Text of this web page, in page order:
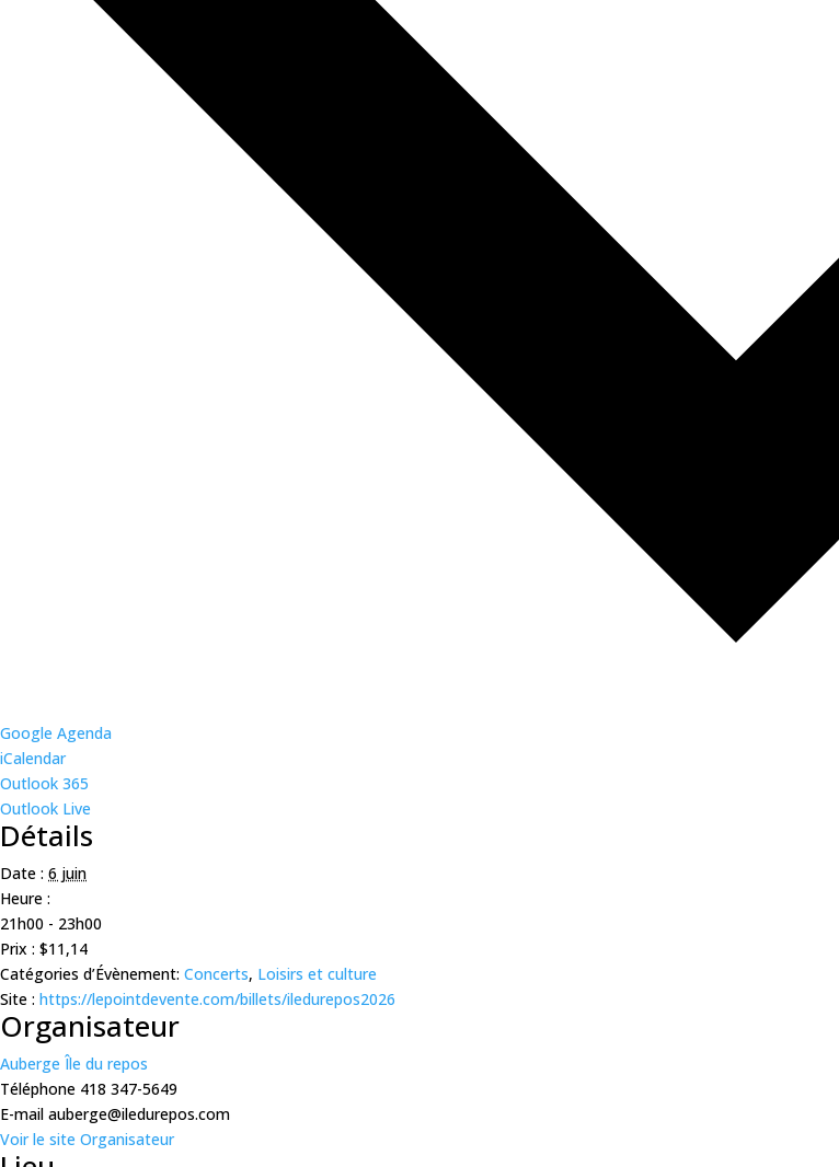
Google Agenda
iCalendar
Outlook 365
Outlook Live
Détails
Date : 6 juin
Heure :
21h00 - 23h00
Prix : $11,14
Catégories d’Évènement: Concerts, Loisirs et culture
Site : https://lepointdevente.com/billets/iledurepos2026
Organisateur
Auberge Île du repos
Téléphone 418 347-5649
E-mail auberge@iledurepos.com
Voir le site Organisateur